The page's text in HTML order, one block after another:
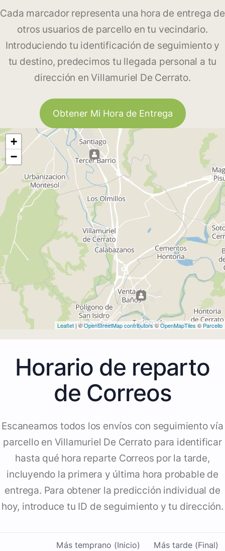
Cada marcador representa una hora de entrega de
otros usuarios de parcello en tu vecindario.
Introduciendo tu identificación de seguimiento y
tu destino, predecimos tu llegada personal a tu
dirección en Villamuriel De Cerrato.
Obtener Mi Hora de Entrega
+
−
Leaflet | ©OpenStreetMap contributors©OpenMapTiles © Parcello
Horario de reparto
de Correos
Escaneamos todos los envíos con seguimiento vía
parcello en Villamuriel De Cerrato para identificar
hasta qué hora reparte Correos por la tarde,
incluyendo la primera y última hora probable de
entrega. Para obtener la predicción individual de
hoy, introduce tu ID de seguimiento y tu dirección.
Más temprano (Inicio) Más tarde (Final)